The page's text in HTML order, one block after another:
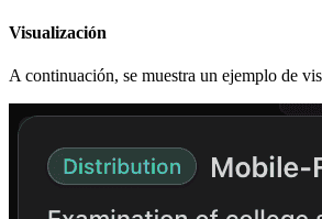
Visualización
A continuación, se muestra un ejemplo de